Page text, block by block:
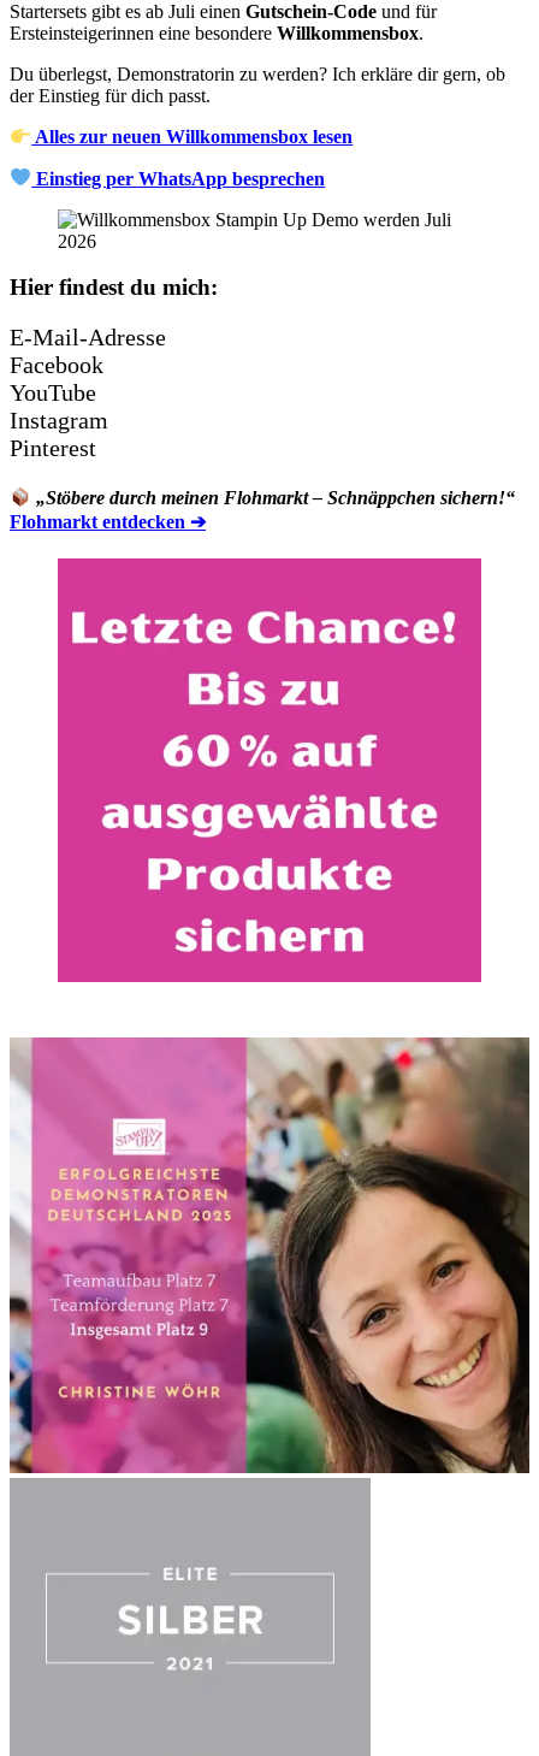
Startersets gibt es ab Juli einen Gutschein-Code und für
Ersteinsteigerinnen eine besondere Willkommensbox.
Du überlegst, Demonstratorin zu werden? Ich erkläre dir gern, ob
der Einstieg für dich passt.
Alles zur neuen Willkommensbox lesen
Einstieg per WhatsApp besprechen
Hier findest du mich:
E-Mail-Adresse
Facebook
YouTube
Instagram
Pinterest
„Stöbere durch meinen Flohmarkt – Schnäppchen sichern!“
Flohmarkt entdecken ➔